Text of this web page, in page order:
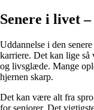
Senere i livet
Uddannelse i den
karriere. Det kan lige
og livsglæde. Mange
hjernen skarp.
Det kan være alt fra
for seniorer. Det